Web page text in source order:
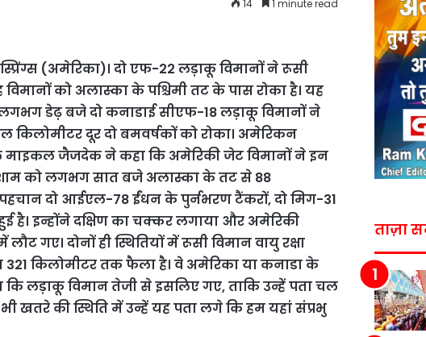
14 1 minute read
(अमेरिका)। दो एफ-22 लड़ाकू विमानों ने रूसी
को अलास्का के पश्चिमी तट के पास रोका है। यह
डेढ़ बजे दो कनाडाई सीएफ-18 लड़ाकू विमानों ने
दूर दो बमवर्षकों को रोका। अमेरिकन
माइकल जैजदेक ने कहा कि अमेरिकी जेट विमानों ने इन
शाम को लगभग सात बजे अलास्का के तट से 88
पहचान दो आईएल-78 ईंधन के पुर्नभरण टैंकरों, दो मिग-31
है। इन्होंने दक्षिण का चक्कर लगाया और अमेरिकी
गए। दोनों ही स्थितियों में रूसी विमान वायु रक्षा
321 किलोमीटर तक फैला है। वे अमेरिका या कनाडा के
कि लड़ाकू विमान तेजी से इसलिए गए, ताकि उन्हें पता चल
की स्थिति में उन्हें यह पता लगे कि हम यहां संप्रभु
ताज़ा